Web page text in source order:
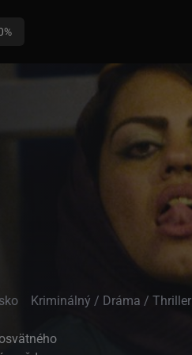
Kriminálný / Dráma / Thriller